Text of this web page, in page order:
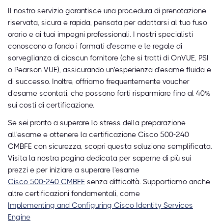
Il nostro servizio garantisce una procedura di prenotazione
riservata, sicura e rapida, pensata per adattarsi al tuo fuso
orario e ai tuoi impegni professionali. I nostri specialisti
conoscono a fondo i formati d'esame e le regole di
sorveglianza di ciascun fornitore (che si tratti di OnVUE, PSI
o Pearson VUE), assicurando un'esperienza d'esame fluida e
di successo. Inoltre, offriamo frequentemente voucher
d'esame scontati, che possono farti risparmiare fino al 40%
sui costi di certificazione.
Se sei pronto a superare lo stress della preparazione
all'esame e ottenere la certificazione Cisco 500-240
CMBFE con sicurezza, scopri questa soluzione semplificata.
Visita la nostra pagina dedicata per saperne di più sui
prezzi e per iniziare a superare l'esame
Cisco 500-240 CMBFE senza difficoltà. Supportiamo anche
altre certificazioni fondamentali, come
Implementing and Configuring Cisco Identity Services
Engine